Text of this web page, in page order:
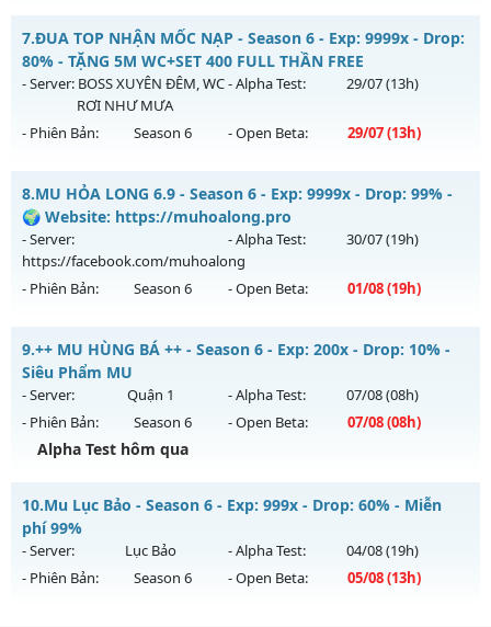
Thể loại: Mu Bán Đồ Full Trong Shop
Antihack: Phoenix Season 6.15
MU CỔ XƯA - Cày Cuốc 100%, Không Custom
Mu mới ra tháng 08 2026 - Mở máy chủHOÀI NIỆM
ngày 01/08/2626
Exp: 100x - Drop: 10%
Thể loại: Mu Nguyên bản Webzen
Antihack: Phiên bản mới nhất
7.ĐUA TOP NHẬN MỐC NẠP - Season 6 - Exp: 9999x - Drop:
80% - TẶNG 5M WC+SET 400 FULL THẦN FREE
- Server: BOSS XUYÊN ĐÊM, WC
RƠI NHƯ MƯA
- Alpha Test: 29/07(13h)
- Phiên Bản: Season 6 - Open Beta: 29/07(13h)
ĐUA TOP NHẬN MỐC NẠP - TẶNG 5M WC+SET 400 FULL
THẦN FREE
Mu mới ra tháng 07 2026 - Mở máy chủ
BOSS XUYÊN ĐÊM,
WC RƠI NHƯ MƯAvào 13h ngày 29/07/2626
Exp: 9999x - Drop: 80%
Thể loại: Mu Nguyên bản Webzen
Antihack: KHÔNG THỂ HACK
8.MU HỎA LONG 6.9 - Season 6 - Exp: 9999x - Drop: 99% -
🌍 Website: https://muhoalong.pro
- Server:
https://facebook.com/muhoalong
- Alpha Test: 30/07(19h)
- Phiên Bản: Season 6 - Open Beta: 01/08(19h)
MU HỎA LONG 6.9 - 🌍 Website: https://muhoalong.pro
Mu mới ra tháng 08 2026 - Mở máy chủ
https://facebook.com/muhoalongvào 19h ngày
01/08/2626
Exp: 9999x - Drop: 99%
Thể loại: Mu Nguyên bản Webzen
Antihack: XShield
9.++ MU HÙNG BÁ ++ - Season 6 - Exp: 200x - Drop: 10% -
Siêu Phẩm MU
- Server: Quận 1 - Alpha Test: 07/08(08h)
- Phiên Bản:
Season 6 - Open Beta: 07/08(08h)
Alpha Test hôm qua
++ MU HÙNG BÁ ++ - Siêu Phẩm MU
Mu mới ra tháng 08 2026 - Mở máy chủ
ngày 07/08/2626
Exp: 200x - Drop: 10%
10.Mu Lục Bảo - Season 6 - Exp: 999x - Drop: 60% - Miễn
phí 99%
- Server: Lục Bảo - Alpha Test: 04/08(19h)
- Phiên Bản:
Season 6 - Open Beta: 05/08(13h)